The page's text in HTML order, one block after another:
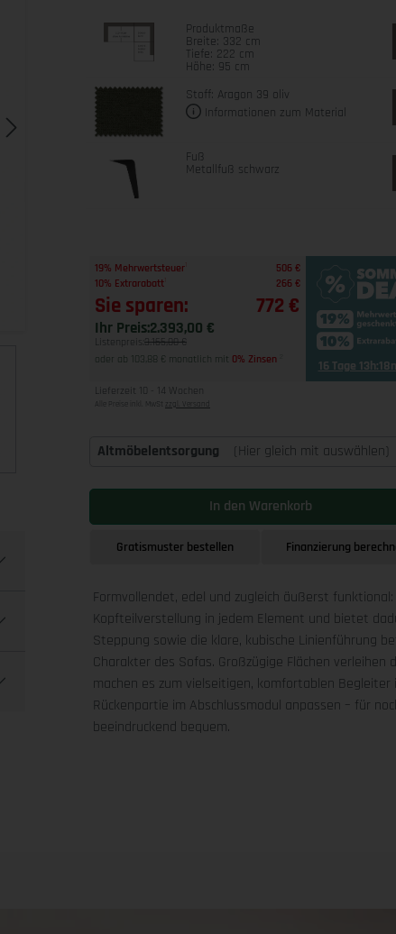
Produktmaße
Breite: 332 cm
Tiefe: 222 cm
Höhe: 95 cm
Stoff: Aragon 39 oliv
Informationen zum Material
Fuß
Metallfuß schwarz
19% Mehrwertsteuer
506 €
10% Extrarabatt
266 €
Sie sparen: 772 €
Ihr Preis:2.393,00 €
Listenpreis: 3.165,00 €
oder ab 103,88 € monatlich mit 0% Zinsen 16 Tage
Lieferzeit 10 - 14 Wochen
Alle Preise inkl. MwSt zzgl. Versand
Altmöbelentsorgung (Hier gleich mit auswählen)
In den Warenkorb
Gratismuster bestellen Finanzierung
Formvollendet, edel und zugleich äußerst
Kopfteilverstellung in jedem Element und bietet
Steppung sowie die klare, kubische Linienführung
Charakter des Sofas. Großzügige Flächen
machen es zum vielseitigen, komfortablen
Rückenpartie im Abschlussmodul anpassen – für
beeindruckend bequem.